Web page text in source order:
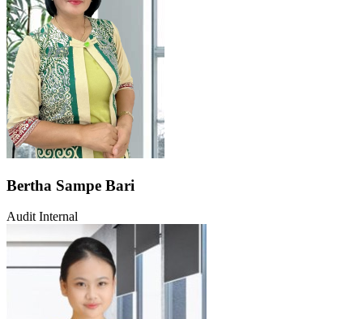
Bertha Sampe Bari
Audit Internal